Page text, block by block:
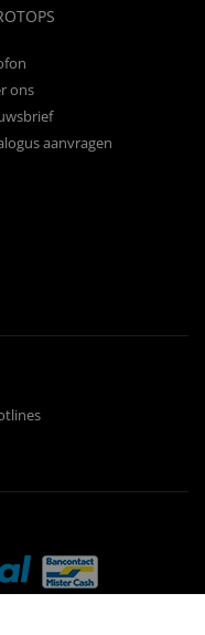
ons
aanvragen